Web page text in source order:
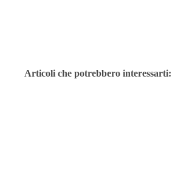
Articoli che potrebbero interessarti: